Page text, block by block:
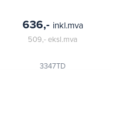
3347TD
636,- inkl.mva
509,-eksl.mva